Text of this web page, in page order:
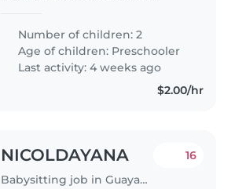
Number of children: 2
Age of children: Preschooler
Last activity: 4 weeks ago
$2.00/hr
NICOLDAYANA
Babysitting job in Guayaquil
16